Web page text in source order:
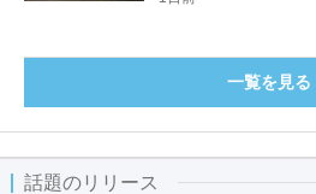
一覧を見る
話題のリリース